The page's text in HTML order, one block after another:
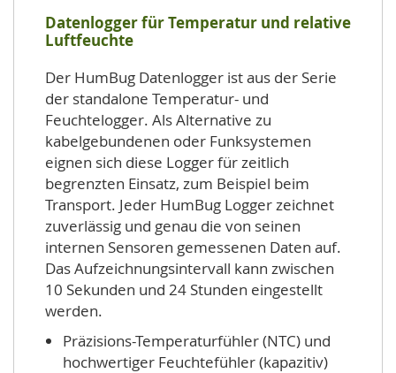
Datenlogger für Temperatur und relative
Luftfeuchte
Der HumBug Datenlogger ist aus der Serie
der standalone Temperatur- und
Feuchtelogger. Als Alternative zu
kabelgebundenen oder Funksystemen
eignen sich diese Logger für zeitlich
begrenzten Einsatz, zum Beispiel beim
Transport. Jeder HumBug Logger zeichnet
zuverlässig und genau die von seinen
internen Sensoren gemessenen Daten auf.
Das Aufzeichnungsintervall kann zwischen
10 Sekunden und 24 Stunden eingestellt
werden.
Präzisions-Temperaturfühler (NTC) und
hochwertiger Feuchtefühler (kapazitiv)